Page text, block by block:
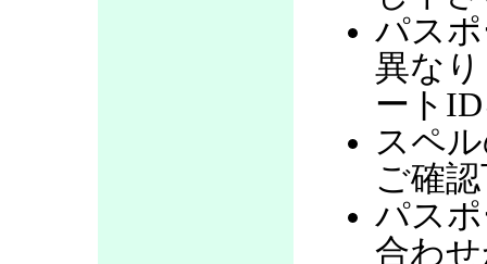
パス
異な
ート
スペ
ご確
パス
合わ